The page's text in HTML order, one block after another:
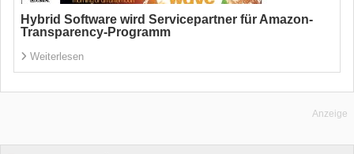
Hybrid Software wird Servicepartner für Amazon-
Transparency-Programm
Weiterlesen
Anzeige